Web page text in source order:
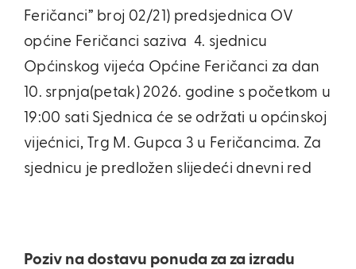
Feričanci” broj 02/21) predsjednica OV
općine Feričanci saziva 4. sjednicu
Općinskog vijeća Općine Feričanci za dan
10. srpnja(petak) 2026. godine s početkom u
19:00 sati Sjednica će se održati u općinskoj
vijećnici, Trg M. Gupca 3 u Feričancima. Za
sjednicu je predložen slijedeći dnevni red
Poziv na dostavu ponuda za za izradu